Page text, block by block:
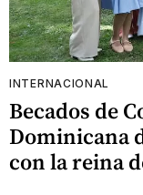
INTERNACIONAL
Becados de
Dominicana
con la reina